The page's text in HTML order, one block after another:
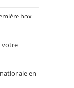
box
votre
en